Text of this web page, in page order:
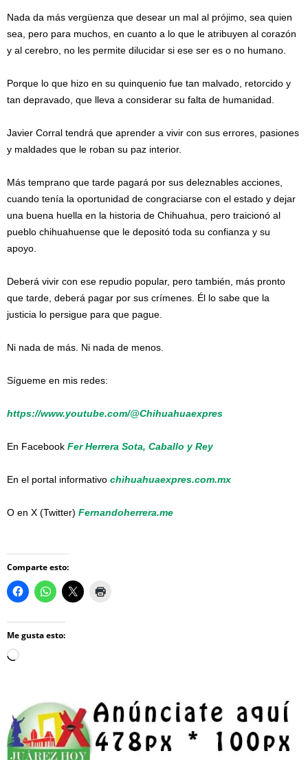
Nada da más vergüenza que desear un mal al prójimo, sea quien
sea, pero para muchos, en cuanto a lo que le atribuyen al corazón
y al cerebro, no les permite dilucidar si ese ser es o no humano.
Porque lo que hizo en su quinquenio fue tan malvado, retorcido y
tan depravado, que lleva a considerar su falta de humanidad.
Javier Corral tendrá que aprender a vivir con sus errores, pasiones
y maldades que le roban su paz interior.
Más temprano que tarde pagará por sus deleznables acciones,
cuando tenía la oportunidad de congraciarse con el estado y dejar
una buena huella en la historia de Chihuahua, pero traicionó al
pueblo chihuahuense que le depositó toda su confianza y su
apoyo.
Deberá vivir con ese repudio popular, pero también, más pronto
que tarde, deberá pagar por sus crímenes. Él lo sabe que la
justicia lo persigue para que pague.
Ni nada de más. Ni nada de menos.
Sígueme en mis redes:
https://www.youtube.com/@Chihuahuaexpres
En Facebook Fer Herrera Sota, Caballo y Rey
En el portal informativo chihuahuaexpres.com.mx
O en X (Twitter) Fernandoherrera.me
Comparte esto:
Me gusta esto:
Loading…